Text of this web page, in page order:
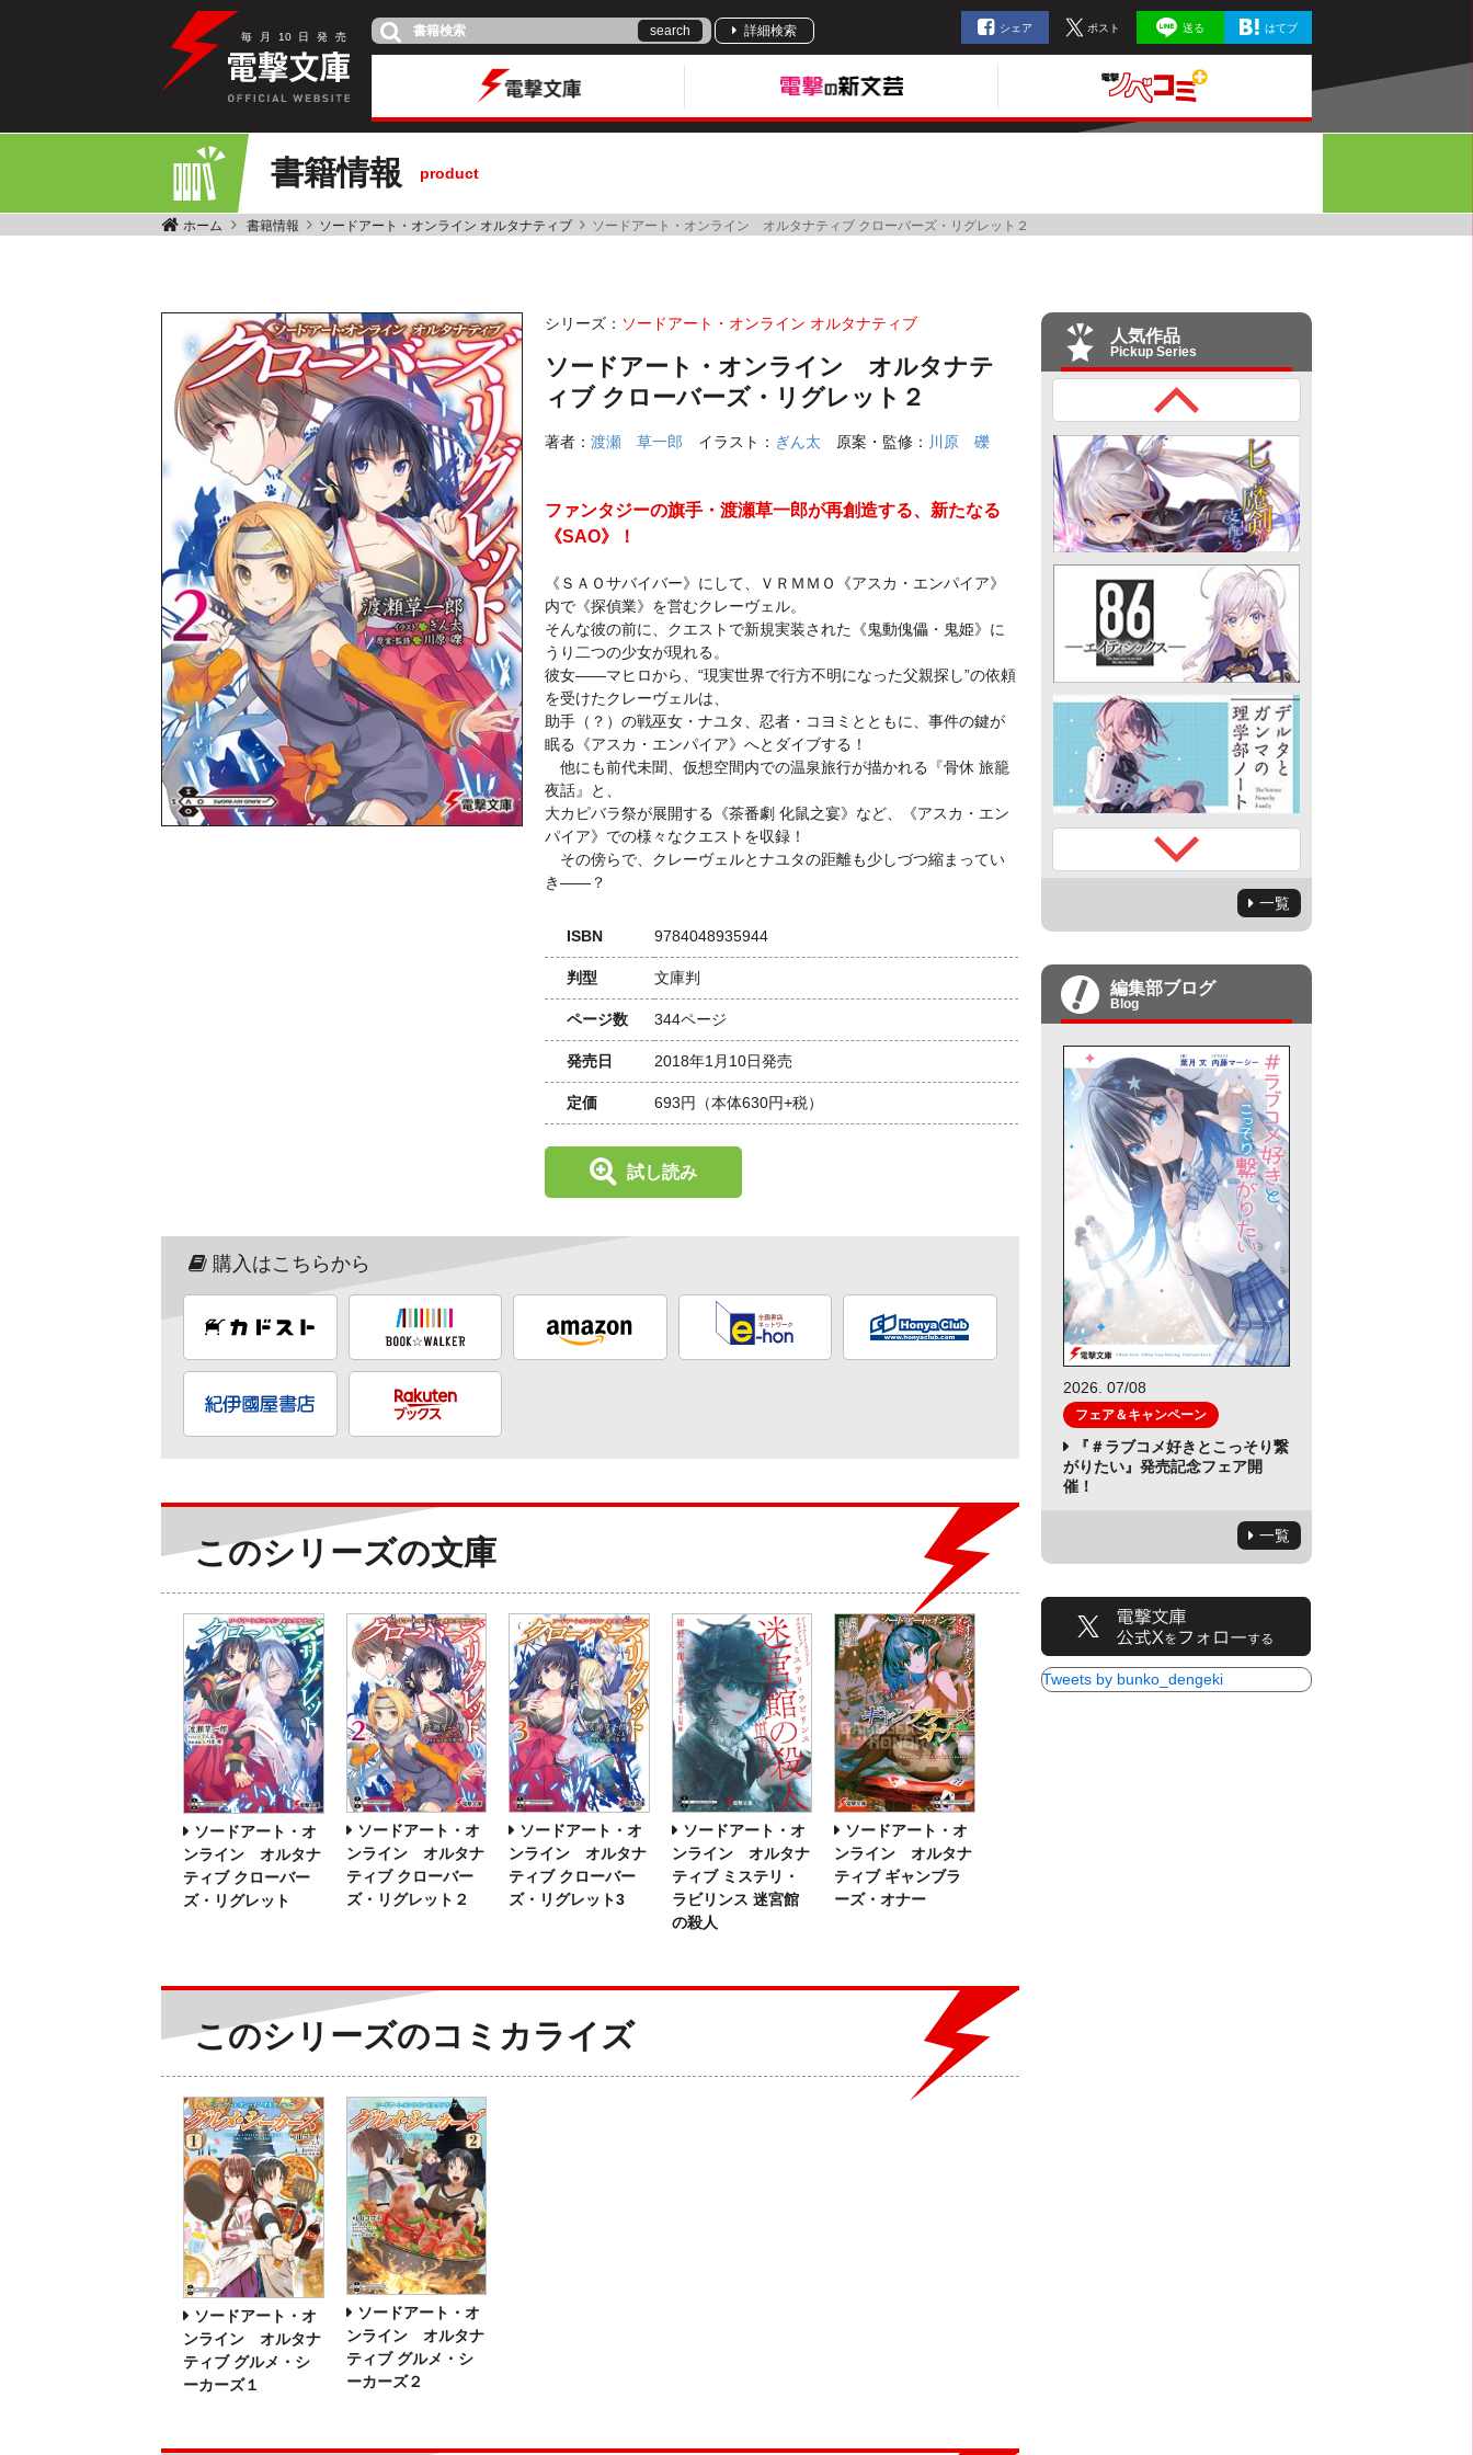
毎 月 10 日 発 売 search 詳細検索 シェア ポスト 送る はてブ
書籍情報 product
ホーム 書籍情報 ソードアート・オンライン オルタナティブ ソードアート・オンライン オルタナティブ クローバーズ・リグレット２
シリーズ： ソードアート・オンライン オルタナティブ
ソードアート・オンライン オルタナテ
ィブ クローバーズ・リグレット２
著者： 渡瀬 草一郎 イラスト： ぎん太 原案・監修： 川原 礫
ファンタジーの旗手・渡瀬草一郎が再創造する、新たなる
《SAO》！
《ＳＡＯサバイバー》にして、ＶＲＭＭＯ《アスカ・エンパイア》
内で《探偵業》を営むクレーヴェル。
そんな彼の前に、クエストで新規実装された《鬼動傀儡・鬼姫》に
うり二つの少女が現れる。
彼女――マヒロから、“現実世界で行方不明になった父親探し”の依頼
を受けたクレーヴェルは、
助手（？）の戦巫女・ナユタ、忍者・コヨミとともに、事件の鍵が
眠る《アスカ・エンパイア》へとダイブする！
他にも前代未聞、仮想空間内での温泉旅行が描かれる『骨休 旅籠
夜話』と、
大カピバラ祭が展開する《茶番劇 化鼠之宴》など、《アスカ・エン
パイア》での様々なクエストを収録！
その傍らで、クレーヴェルとナユタの距離も少しづつ縮まってい
き――？
ISBN 9784048935944
判型 文庫判
ページ数 344ページ
発売日 2018年1月10日発売
定価 693円 （本体630円+税）
試し読み
購入はこちらから
このシリーズの文庫
ソードアート・オ
ンライン オルタナ
ティブ クローバー
ズ・リグレット
ソードアート・オ
ンライン オルタナ
ティブ クローバー
ズ・リグレット２
ソードアート・オ
ンライン オルタナ
ティブ クローバー
ズ・リグレット3
ソードアート・オ
ンライン オルタナ
ティブ ミステリ・
ラビリンス 迷宮館
の殺人
ソードアート・オ
ンライン オルタナ
ティブ ギャンブラ
ーズ・オナー
このシリーズのコミカライズ
ソードアート・オ
ンライン オルタナ
ティブ グルメ・シ
ーカーズ１
ソードアート・オ
ンライン オルタナ
ティブ グルメ・シ
ーカーズ２
人気作品
Pickup Series
一覧
編集部ブログ
Blog
2026. 07/08
フェア＆キャンペーン
『＃ラブコメ好きとこっそり繋
がりたい』発売記念フェア開
催！
一覧
Tweets by bunko_dengeki